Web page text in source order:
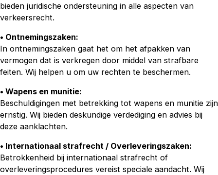
bieden juridische ondersteuning in alle aspecten van
verkeersrecht.
• Ontnemingszaken:
In ontnemingszaken gaat het om het afpakken van
vermogen dat is verkregen door middel van strafbare
feiten. Wij helpen u om uw rechten te beschermen.
• Wapens en munitie:
Beschuldigingen met betrekking tot wapens en munitie zijn
ernstig. Wij bieden deskundige verdediging en advies bij
deze aanklachten.
• Internationaal strafrecht / Overleveringszaken:
Betrokkenheid bij internationaal strafrecht of
overleveringsprocedures vereist speciale aandacht. Wij